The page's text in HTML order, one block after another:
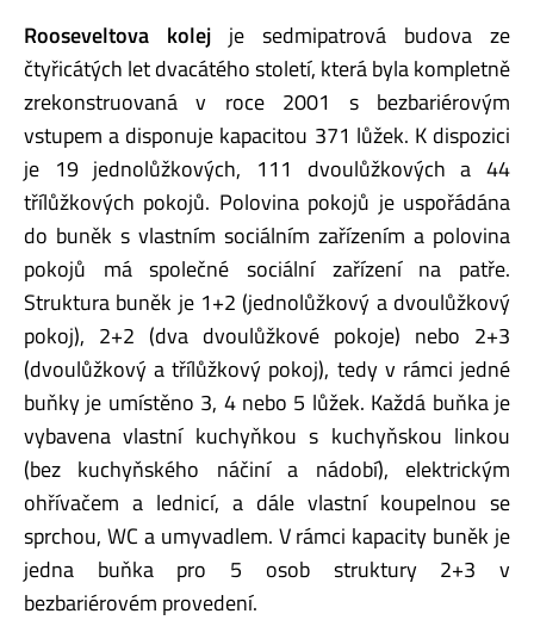
Rooseveltova kolej je sedmipatrová budova ze
čtyřicátých let dvacátého století, která byla kompletně
zrekonstruovaná v roce 2001 s bezbariérovým
vstupem a disponuje kapacitou 371 lůžek. K dispozici
je 19 jednolůžkových, 111 dvoulůžkových a 44
třílůžkových pokojů. Polovina pokojů je uspořádána
do buněk s vlastním sociálním zařízením a polovina
pokojů má společné sociální zařízení na patře.
Struktura buněk je 1+2 (jednolůžkový a dvoulůžkový
pokoj), 2+2 (dva dvoulůžkové pokoje) nebo 2+3
(dvoulůžkový a třílůžkový pokoj), tedy v rámci jedné
buňky je umístěno 3, 4 nebo 5 lůžek. Každá buňka je
vybavena vlastní kuchyňkou s kuchyňskou linkou
(bez kuchyňského náčiní a nádobí), elektrickým
ohřívačem a lednicí, a dále vlastní koupelnou se
sprchou, WC a umyvadlem. V rámci kapacity buněk je
jedna buňka pro 5 osob struktury 2+3 v
bezbariérovém provedení.